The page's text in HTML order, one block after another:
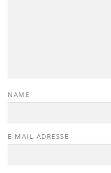
NAME
E-MAIL-ADRESSE